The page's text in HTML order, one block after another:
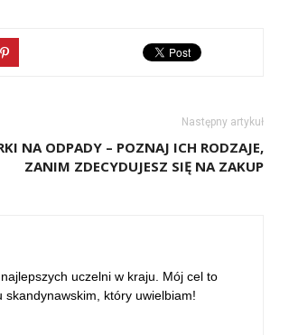
Następny artykuł
NA ODPADY – POZNAJ ICH RODZAJE,
ZANIM ZDECYDUJESZ SIĘ NA ZAKUP
uczelni w kraju. Mój cel to
który uwielbiam!